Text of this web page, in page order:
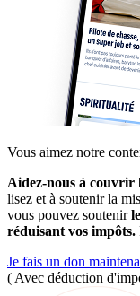
Vous aimez notre
Aidez-nous à couvrir
lisez et à soutenir la
vous pouvez soutenir
réduisant vos impôts.
Je fais un don
( Avec déduction